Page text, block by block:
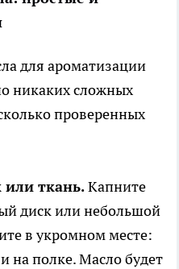
для ароматизации
никаких сложных
проверенных
или ткань.Капните
диск или небольшой
в укромном месте:
на полке. Масло будет